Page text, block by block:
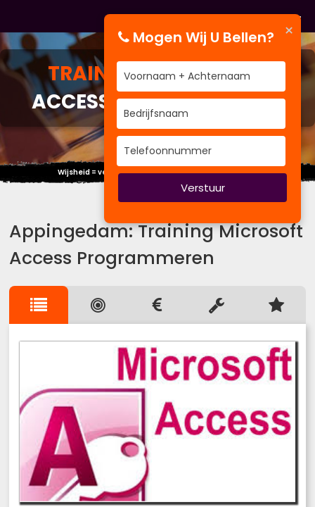
TRAININGMICROSOFT
ACCESS PROGRAMMEREN
Wijsheid = verschil kennen tussen wijsheid en kennis.
Appingedam: Training Microsoft
Access Programmeren
×
Mogen Wij U Bellen?
Verstuur